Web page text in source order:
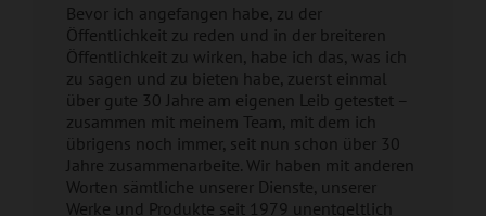
Bevor ich angefangen habe, zu der
Öffentlichkeit zu reden und in der breiteren
Öffentlichkeit zu wirken, habe ich das, was ich
zu sagen und zu bieten habe, zuerst einmal
über gute 30 Jahre am eigenen Leib getestet –
zusammen mit meinem Team, mit dem ich
übrigens noch immer, seit nun schon über 30
Jahre zusammenarbeite. Wir haben mit anderen
Worten sämtliche unserer Dienste, unserer
Werke und Produkte seit 1979 unentgeltlich